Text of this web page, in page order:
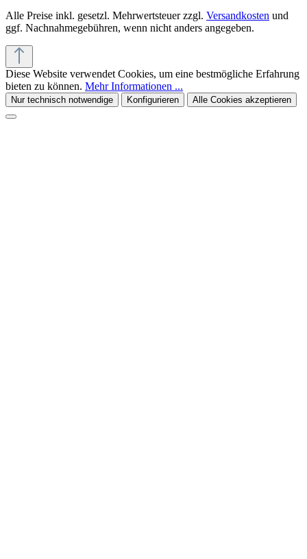
Alle Preise inkl. gesetzl. Mehrwertsteuer zzgl. Versandkosten und
ggf. Nachnahmegebühren, wenn nicht anders angegeben.
Diese Website verwendet Cookies, um eine bestmögliche Erfahrung
bieten zu können. Mehr Informationen ...
Nur technisch notwendige Konfigurieren Alle Cookies akzeptieren